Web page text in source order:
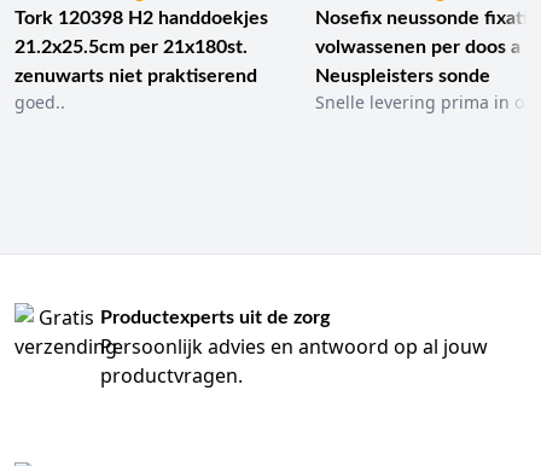
Tork 120398 H2 handdoekjes
21.2x25.5cm per 21x180st.
zenuwarts niet praktiserend
goed..
Nosefix neussonde
volwassenen per doos a
Neuspleisters sonde
Snelle levering prima in
Productexperts uit de zorg
Persoonlijk advies en antwoord op al jouw
productvragen.